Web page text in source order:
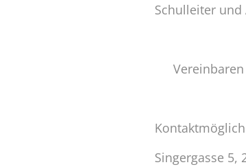
Schulleiter
➡️
Singergasse 5,